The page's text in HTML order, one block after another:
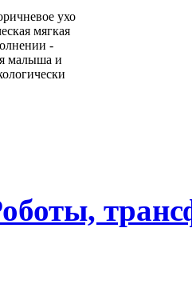
ухо
мягкая
-
малыша и